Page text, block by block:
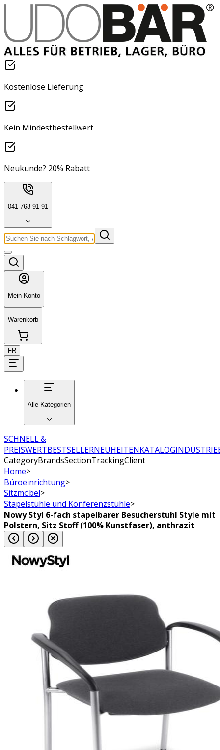
Kostenlose Lieferung
Kein Mindestbestellwert
Neukunde? 20% Rabatt
041 768 91 91
Mein Konto
Warenkorb
FR
Alle Kategorien
SCHNELL &
PREISWERTBESTSELLERNEUHEITENKATALOG
CategoryBrandsSectionTrackingClient
Home>
Büroeinrichtung>
Sitzmöbel>
Stapelstühle und Konferenzstühle>
Nowy Styl 6-fach stapelbarer Besucherstuhl Style mit
Polstern, Sitz Stoff (100% Kunstfaser), anthrazit